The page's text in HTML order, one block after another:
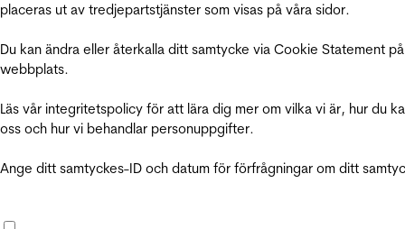
placeras ut av tredjepartstjänster som visas på våra sidor.
Du kan ändra eller återkalla ditt samtycke via Cookie Statement
webbplats.
Läs vår integritetspolicy för att lära dig mer om vilka vi är, hur du
oss och hur vi behandlar personuppgifter.
Ange ditt samtyckes-ID och datum för förfrågningar om ditt